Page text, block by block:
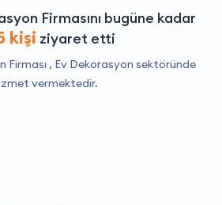
Firmasını bugüne kadar
kişi ziyaret etti
Firması , Ev Dekorasyon sektöründe
vermektedir.